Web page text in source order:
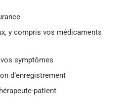
y compris vos médicaments
symptômes
d’enregistrement
patient